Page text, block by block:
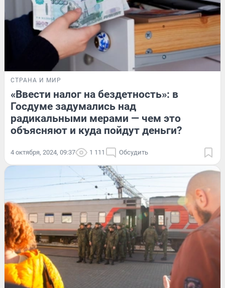
СТРАНА И МИР
«Ввести налог на бездетность»: в
Госдуме задумались над
радикальными мерами — чем это
объясняют и куда пойдут деньги?
4 октября, 2024, 09:37 1 111 Обсудить